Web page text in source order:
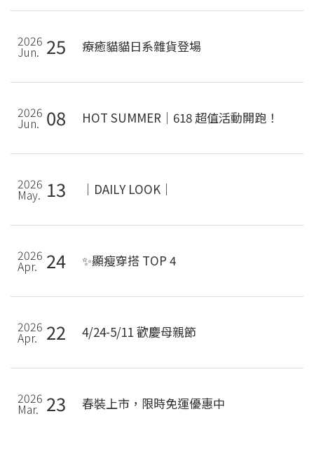
2026
Jun. 25 療癒貓貓日系雜貨登場
2026
Jun. 08 HOT SUMMER｜618 超值活動開跑！
2026
May. 13 ｜DAILY LOOK｜
2026
Apr. 24 ✨顯瘦穿搭 TOP 4
2026
Apr. 22 4/24-5/11 歡慶母親節
2026
Mar. 23 春裝上市，限時免運優惠中